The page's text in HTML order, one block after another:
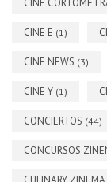
CINE
CINE E (1)
CINE NEWS (3)
CINE Y (1)
CONCIERTOS (44)
CONCURSOS